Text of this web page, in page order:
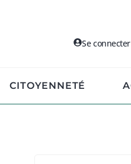
Se connecter
CITOYENNETÉ